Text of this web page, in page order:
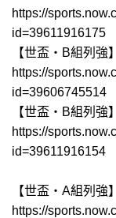
https://
id=39611916175
【世盃‧B組列強
https://
id=39606745514
【世盃‧B組列強
https://
id=39611916154
【世盃‧A組列強
https://